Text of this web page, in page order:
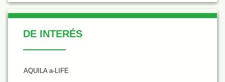
De Interés
DE INTERÉS
AQUILA a-LIFE